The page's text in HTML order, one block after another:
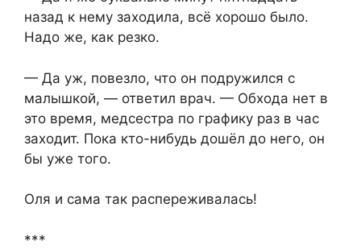
назад к нему заходила, всё хорошо было.
Надо же, как резко.
— Да уж, повезло, что он подружился с
малышкой, — ответил врач. — Обхода нет в
это время, медсестра по графику раз в час
заходит. Пока кто-нибудь дошёл до него, он
бы уже того.
Оля и сама так распереживалась!
***